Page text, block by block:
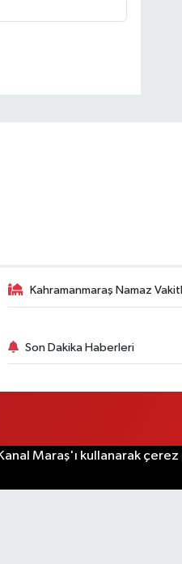
Kahramanmaraş Namaz
Son Dakika Haberleri
Maraş'ı kullanarak çerez